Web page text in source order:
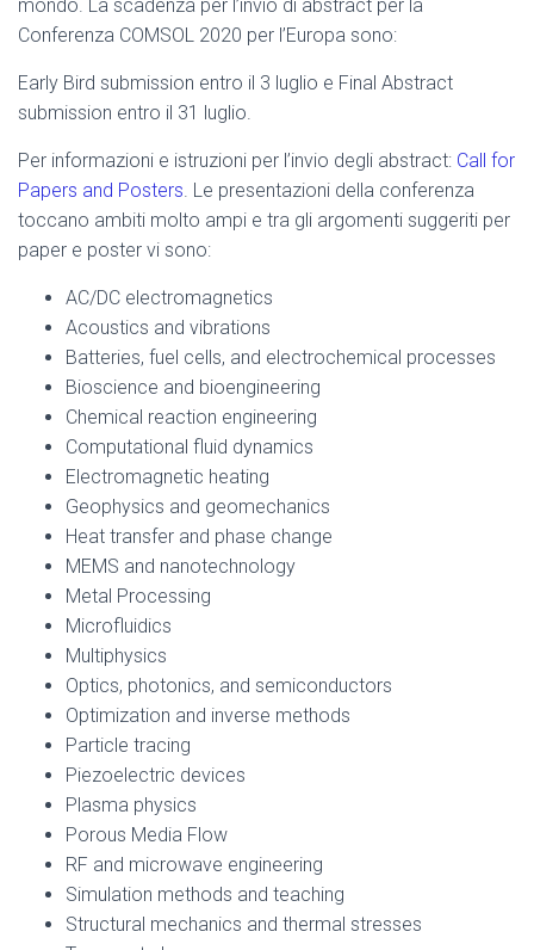
mondo. La scadenza per l’invio di abstract per la
Conferenza COMSOL 2020 per l’Europa sono:
Early Bird submission entro il 3 luglio e Final Abstract
submission entro il 31 luglio.
Per informazioni e istruzioni per l’invio degli abstract: Call for
Papers and Posters. Le presentazioni della conferenza
toccano ambiti molto ampi e tra gli argomenti suggeriti per
paper e poster vi sono:
AC/DC electromagnetics
Acoustics and vibrations
Batteries, fuel cells, and electrochemical processes
Bioscience and bioengineering
Chemical reaction engineering
Computational fluid dynamics
Electromagnetic heating
Geophysics and geomechanics
Heat transfer and phase change
MEMS and nanotechnology
Metal Processing
Microfluidics
Multiphysics
Optics, photonics, and semiconductors
Optimization and inverse methods
Particle tracing
Piezoelectric devices
Plasma physics
Porous Media Flow
RF and microwave engineering
Simulation methods and teaching
Structural mechanics and thermal stresses